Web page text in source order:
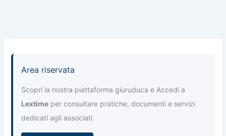
Area riservata
Scopri la nostra piattaforma giuruduca e Accedi a
Lextime per consultare pratiche, documenti e servizi
dedicati agli associati.